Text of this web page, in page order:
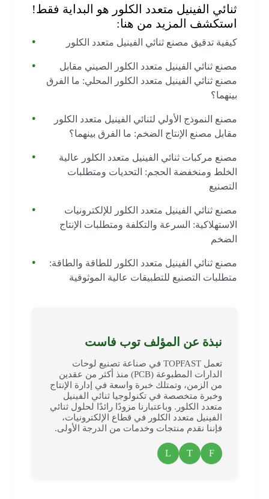
ثنائي الفينيل متعدد الكلور هو البداية فقط!
استكشف المزيد من هنا:
كيفية تدقيق مصنع ثنائي الفينيل متعدد الكلور
مصنع ثنائي الفينيل متعدد الكلور الصيني مقابل
مصنع ثنائي الفينيل متعدد الكلور المحلي: ما الفرق
بينهما؟
مصنع النموذج الأولي لثنائي الفينيل متعدد الكلور
مقابل مصنع الإنتاج الضخم: ما الفرق بينهما؟
مصنع مركبات ثنائي الفينيل متعدد الكلور عالية
الخلط ومنخفضة الحجم: التحديات ومتطلبات
التصنيع
مصنع ثنائي الفينيل متعدد الكلور للإلكترونيات
الاستهلاكية: السرعة والتكلفة ومتطلبات الإنتاج
الضخم
مصنع ثنائي الفينيل متعدد الكلور للطاقة والطاقة:
متطلبات التصنيع للتطبيقات عالية الموثوقية
نبذة عن المؤلف توب فاست
تعمل TOPFAST في صناعة تصنيع لوحات
الدارات المطبوعة (PCB) منذ أكثر من عقدين
من الزمن، وتمتلك خبرة واسعة في إدارة الإنتاج
وخبرة متخصصة في تكنولوجيا ثنائي الفينيل
متعدد الكلور. وباعتبارنا مزودًا رائدًا لحلول ثنائي
الفينيل متعدد الكلور في قطاع الإلكترونيات،
فإننا نقدم منتجات وخدمات من الدرجة الأولى.
L